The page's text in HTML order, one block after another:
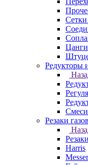
Сетки
Сопла
Цанги
Редукторы
Резаки
Harris
Messer